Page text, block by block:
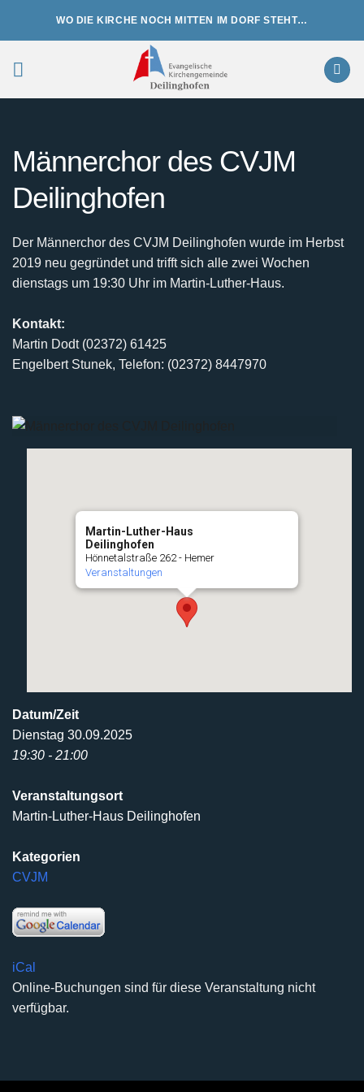
WO DIE KIRCHE NOCH MITTEN IM DORF STEHT…
Männerchor des CVJM
Deilinghofen
Der Männerchor des CVJM Deilinghofen wurde im Herbst
2019 neu gegründet und trifft sich alle zwei Wochen
dienstags um 19:30 Uhr im Martin-Luther-Haus.
Kontakt:
Martin Dodt (02372) 61425
Engelbert Stunek, Telefon: (02372) 8447970
Martin-Luther-Haus
Deilinghofen
Hönnetalstraße 262 - Hemer
Veranstaltungen
Datum/Zeit
Dienstag 30.09.2025
19:30 - 21:00
Veranstaltungsort
Martin-Luther-Haus Deilinghofen
Kategorien
CVJM
iCal
Online-Buchungen sind für diese Veranstaltung nicht
verfügbar.